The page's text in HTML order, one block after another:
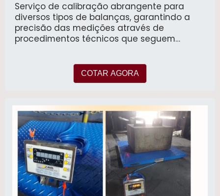
Serviço de calibração abrangente para
diversos tipos de balanças, garantindo a
precisão das medições através de
procedimentos técnicos que seguem
COTAR AGORA